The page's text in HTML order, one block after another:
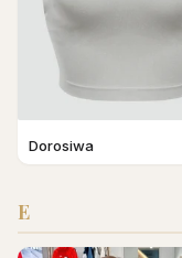
Dorosiwa
E